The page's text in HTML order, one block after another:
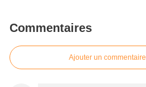
Commentaires
Ajouter un commentaire